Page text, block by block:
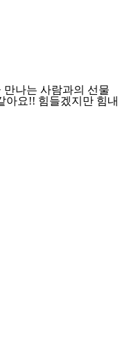
만나는 사람과의 선물
아요!! 힘들겠지만 힘내